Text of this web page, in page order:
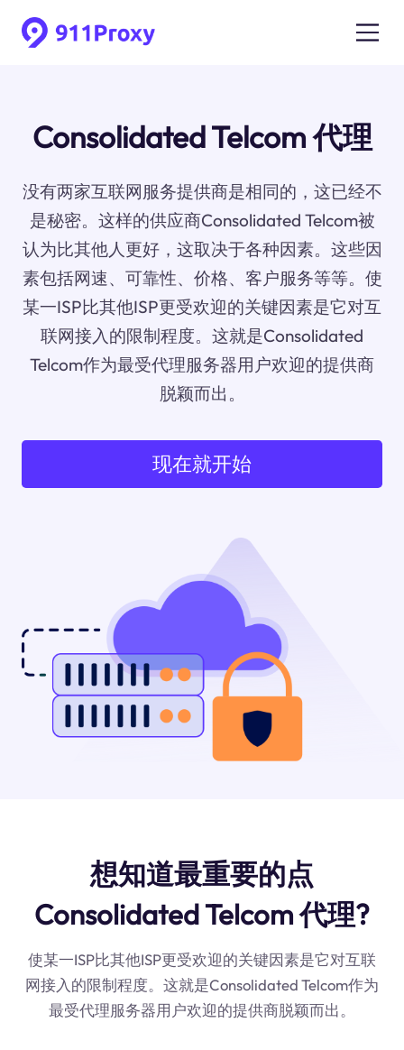
Consolidated Telcom 代理
没有两家互联网服务提供商是相同的，这已经不
是秘密。这样的供应商Consolidated Telcom被
认为比其他人更好，这取决于各种因素。这些因
素包括网速、可靠性、价格、客户服务等等。使
某一ISP比其他ISP更受欢迎的关键因素是它对互
联网接入的限制程度。这就是Consolidated
Telcom作为最受代理服务器用户欢迎的提供商
脱颖而出。
现在就开始
想知道最重要的点
Consolidated Telcom 代理?
使某一ISP比其他ISP更受欢迎的关键因素是它对互联
网接入的限制程度。这就是Consolidated Telcom作为
最受代理服务器用户欢迎的提供商脱颖而出。